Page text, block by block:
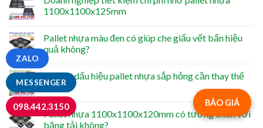
1100x1100x125mm
Pallet nhựa màu đen có giúp che giấu vết bẩn hiệu
quả không?
Những dấu hiệu pallet nhựa sắp hỏng cần thay thế
ngay
Pallet nhựa 1100x1100x120mm có tương thích với
băng tải không?
BÁO GIÁ
MESSENGER
ZALO
098.442.3150